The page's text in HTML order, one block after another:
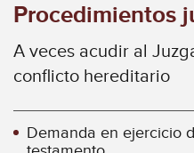
Procedimientos
A veces acudir al
conflicto hereditario
Demanda en ejercicio